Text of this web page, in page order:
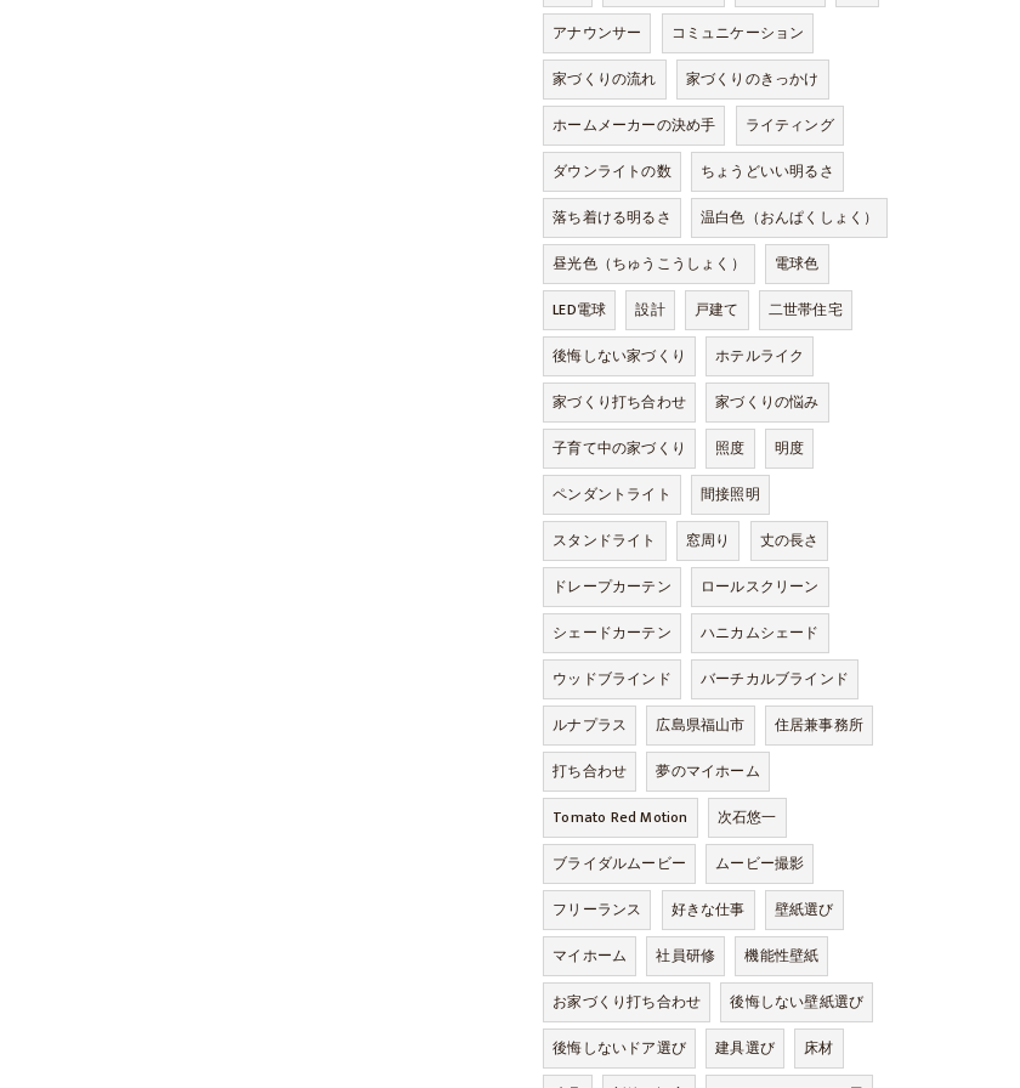
アナウンサー
コミュニケーション
家づくりの流れ
家づくりのきっかけ
ホームメーカーの決め手
ライティング
ダウンライトの数
ちょうどいい明るさ
落ち着ける明るさ
温白色（おんぱくしょく）
昼光色（ちゅうこうしょく）
電球色
LED電球
設計 戸建て
二世帯住宅
後悔しない家づくり
ホテルライク
家づくり打ち合わせ
家づくりの悩み
子育て中の家づくり
照度
明度
ペンダントライト
間接照明
スタンドライト
窓周り
丈の長さ
ドレープカーテン
ロールスクリーン
シェードカーテン
ハニカムシェード
ウッドブラインド
バーチカルブラインド
ルナプラス
広島県福山市
住居兼事務所
打ち合わせ
夢のマイホーム
Tomato Red Motion
次石悠一
ブライダルムービー
ムービー撮影
フリーランス
好きな仕事
壁紙選び
マイホーム
社員研修
機能性壁紙
お家づくり打ち合わせ
後悔しない壁紙選び
後悔しないドア選び
建具選び
床材